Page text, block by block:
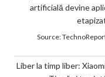
artificială devine
Source:
Liber la timp liber: